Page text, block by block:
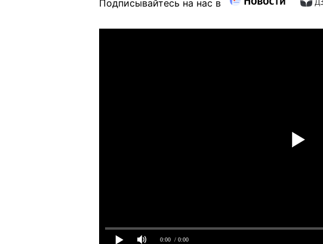
Подписывайтесь на нас в
0:00 / 0:00